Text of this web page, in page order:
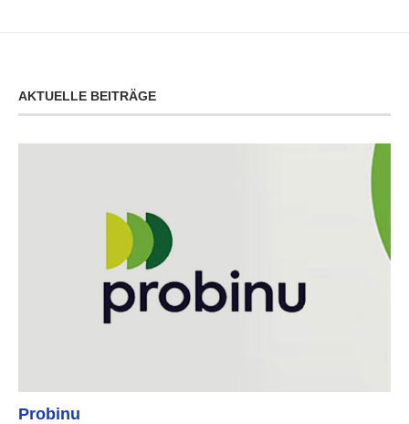
AKTUELLE BEITRÄGE
Probinu